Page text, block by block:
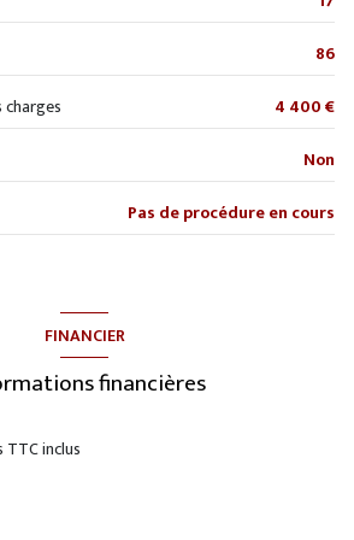
86
4 400 €
Non
Pas de procédure en cours
FINANCIER
financières
inclus